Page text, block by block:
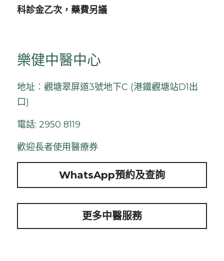
科診金乙次，藥費另議
樂健中醫中心
地址︰觀塘翠屏道3號地下C (港鐵觀塘站D1出
口)
電話: 2950 8119
歡迎長者使用醫療券
WhatsApp預約及查詢
更多中醫服務